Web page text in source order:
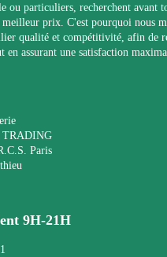
ou particuliers, recherchent avant
meilleur prix. C'est pourquoi nous
qualité et compétitivité, afin de
en assurant une satisfaction
TRADING
Paris
9H-21H